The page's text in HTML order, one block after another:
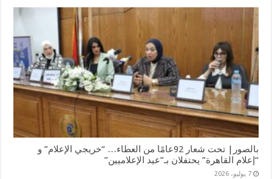
بالصور| تحت شعار 92عامًا من العطاء… “خريجي الإعلام” و
“إعلام القاهرة” يحتفلان بـ”عيد الإعلاميين”
7 يوليو، 2026